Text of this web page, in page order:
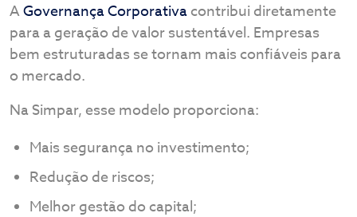
AGovernança Corporativacontribui diretamente
para a geração de valor sustentável. Empresas
bem estruturadas se tornam mais confiáveis para
o mercado.
Na Simpar, esse modelo proporciona:
Mais segurança no investimento;
Redução de riscos;
Melhor gestão do capital;